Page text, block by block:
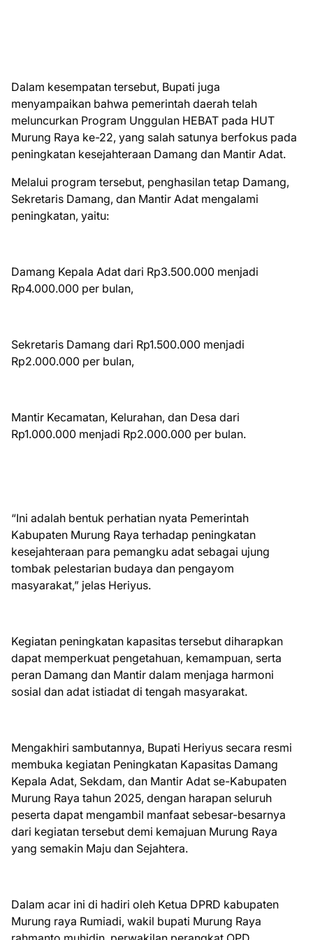
Dalam kesempatan tersebut, Bupati juga
menyampaikan bahwa pemerintah daerah telah
meluncurkan Program Unggulan HEBAT pada HUT
Murung Raya ke-22, yang salah satunya berfokus pada
peningkatan kesejahteraan Damang dan Mantir Adat.
Melalui program tersebut, penghasilan tetap Damang,
Sekretaris Damang, dan Mantir Adat mengalami
peningkatan, yaitu:
Damang Kepala Adat dari Rp3.500.000 menjadi
Rp4.000.000 per bulan,
Sekretaris Damang dari Rp1.500.000 menjadi
Rp2.000.000 per bulan,
Mantir Kecamatan, Kelurahan, dan Desa dari
Rp1.000.000 menjadi Rp2.000.000 per bulan.
“Ini adalah bentuk perhatian nyata Pemerintah
Kabupaten Murung Raya terhadap peningkatan
kesejahteraan para pemangku adat sebagai ujung
tombak pelestarian budaya dan pengayom
masyarakat,” jelas Heriyus.
Kegiatan peningkatan kapasitas tersebut diharapkan
dapat memperkuat pengetahuan, kemampuan, serta
peran Damang dan Mantir dalam menjaga harmoni
sosial dan adat istiadat di tengah masyarakat.
Mengakhiri sambutannya, Bupati Heriyus secara resmi
membuka kegiatan Peningkatan Kapasitas Damang
Kepala Adat, Sekdam, dan Mantir Adat se-Kabupaten
Murung Raya tahun 2025, dengan harapan seluruh
peserta dapat mengambil manfaat sebesar-besarnya
dari kegiatan tersebut demi kemajuan Murung Raya
yang semakin Maju dan Sejahtera.
Dalam acar ini di hadiri oleh Ketua DPRD kabupaten
Murung raya Rumiadi, wakil bupati Murung Raya